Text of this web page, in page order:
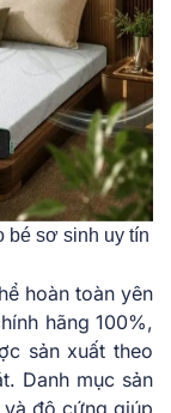
bé sơ sinh uy tín
hoàn toàn yên
hãng 100%,
sản xuất theo
Danh mục sản
độ cứng giúp